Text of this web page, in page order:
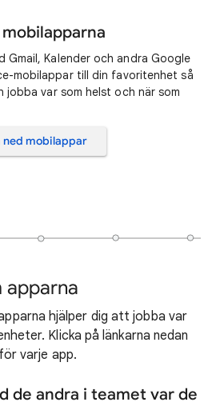
Gmail, Kalender och andra Google
mobilappar till din favoritenhet så
jobba var som helst och när som
ned mobilappar
apparna
hjälper dig att jobba var
Klicka på länkarna nedan
varje app.
de andra i teamet var de